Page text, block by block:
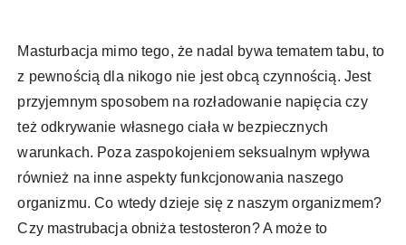
Masturbacja mimo tego, że nadal bywa tematem tabu, to
z pewnością dla nikogo nie jest obcą czynnością. Jest
przyjemnym sposobem na rozładowanie napięcia czy
też odkrywanie własnego ciała w bezpiecznych
warunkach. Poza zaspokojeniem seksualnym wpływa
również na inne aspekty funkcjonowania naszego
organizmu. Co wtedy dzieje się z naszym organizmem?
Czy mastrubacja obniża testosteron? A może to